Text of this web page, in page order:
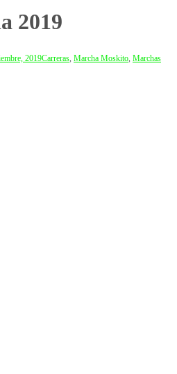
2019
2019Carreras, Marcha Moskito, Marchas